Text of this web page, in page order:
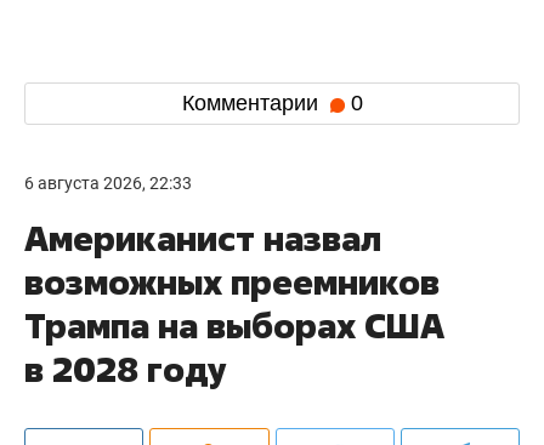
Комментарии 0
6 августа 2026, 22:33
Американист назвал
возможных преемников
Трампа на выборах США
в 2028 году